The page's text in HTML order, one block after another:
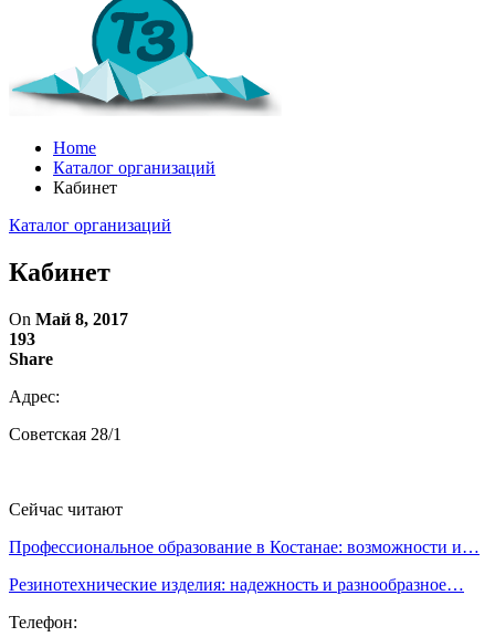
Home
Каталог организаций
Кабинет
Каталог организаций
Кабинет
On Май 8, 2017
193
Share
Адрес:
Советская 28/1
Сейчас читают
Профессиональное образование в Костанае: возможности и…
Резинотехнические изделия: надежность и разнообразное…
Телефон: